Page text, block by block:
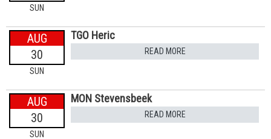
SUN
AUG
30
SUN
TGO Heric
READ MORE
AUG
30
SUN
MON Stevensbeek
READ MORE